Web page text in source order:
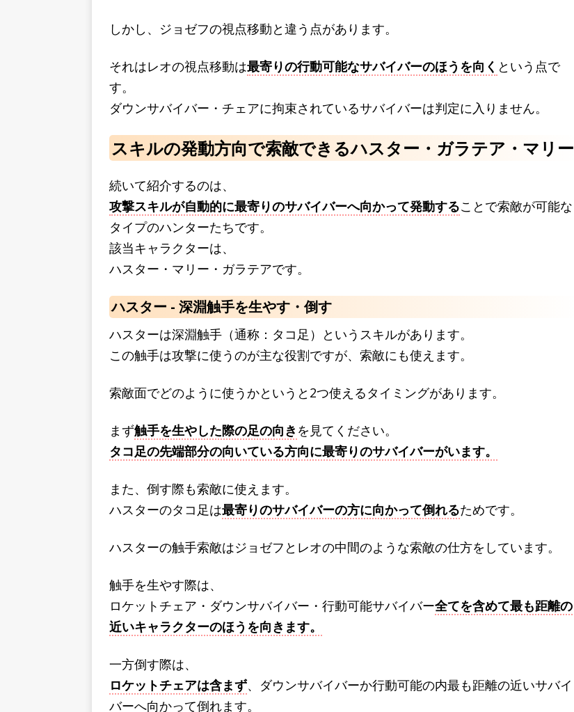
しかし、ジョゼフの視点移動と違う点があります。
それはレオの視点移動は最寄りの行動可能なサバイバーのほうを向く という点で
す。
ダウンサバイバー・チェアに拘束されているサバイバーは判定に入りません。
スキルの発動方向で索敵できるハスター・ガラテア・マリー
続いて紹介するのは、
攻撃スキルが自動的に最寄りのサバイバーへ向かって発動することで索敵が可能な
タイプのハンターたちです。
該当キャラクターは、
ハスター・マリー・ガラテアです。
ハスター - 深淵触手を生やす・倒す
ハスターは深淵触手（通称：タコ足）というスキルがあります。
この触手は攻撃に使うのが主な役割ですが、索敵にも使えます。
索敵面でどのように使うかというと2つ使えるタイミングがあります。
まず触手を生やした際の足の向き を見てください。
タコ足の先端部分の向いている方向に最寄りのサバイバーがいます。
また、倒す際も索敵に使えます。
ハスターのタコ足は最寄りのサバイバーの方に向かって倒れるためです。
ハスターの触手索敵はジョゼフとレオの中間のような索敵の仕方をしています。
触手を生やす際は、
ロケットチェア・ダウンサバイバー・行動可能サバイバー全てを含めて最も距離の
近いキャラクターのほうを向きます。
一方倒す際は、
ロケットチェアは含まず、ダウンサバイバーか行動可能の内最も距離の近いサバイ
バーへ向かって倒れます。